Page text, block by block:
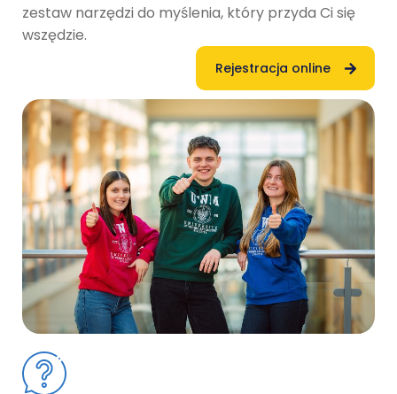
zestaw narzędzi do myślenia, który przyda Ci się
wszędzie.
Rejestracja online